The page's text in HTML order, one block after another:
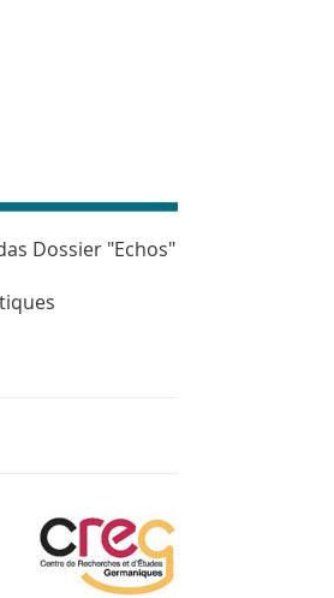
Dossier "Echos"